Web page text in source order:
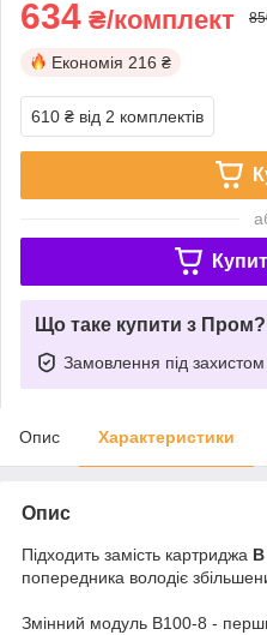
634 ₴/комплект
Економія 216 ₴
610 ₴ від 2 комплектів
Що таке купити з Пром?
Замовлення під захистом
Опис Характеристики
Опис
Підходить замість картриджа В
попередника володіє
Змінний модуль В100-8 -